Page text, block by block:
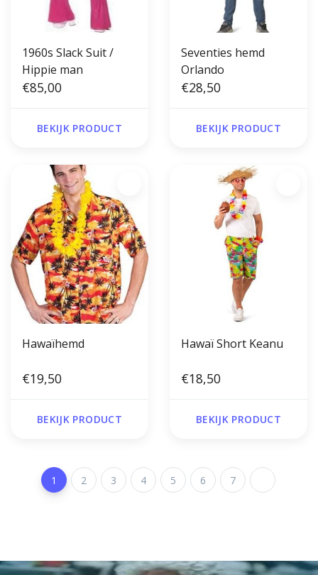
1960s Slack Suit /
Hippie man
€85,00
BEKIJK PRODUCT
Seventies hemd
Orlando
€28,50
BEKIJK PRODUCT
Hawaïhemd
€19,50
BEKIJK PRODUCT
Hawaï Short Keanu
€18,50
BEKIJK PRODUCT
1 2 3 4 5 6 7